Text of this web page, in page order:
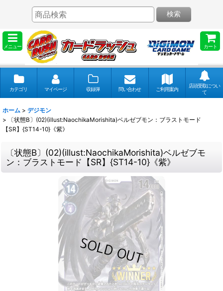
メニュー カート
検索
カテゴリ マイページ 収録弾 問い合わせ ご利用案内
店頭受取につい
て
ホーム > デジモン
>
〔状態B〕(02)(illust:NaochikaMorishita)ベルゼブモン：ブラストモード
【SR】{ST14-10}《紫》
〔状態B〕(02)(illust:NaochikaMorishita)ベルゼブモ
ン：ブラストモード【SR】{ST14-10}《紫》